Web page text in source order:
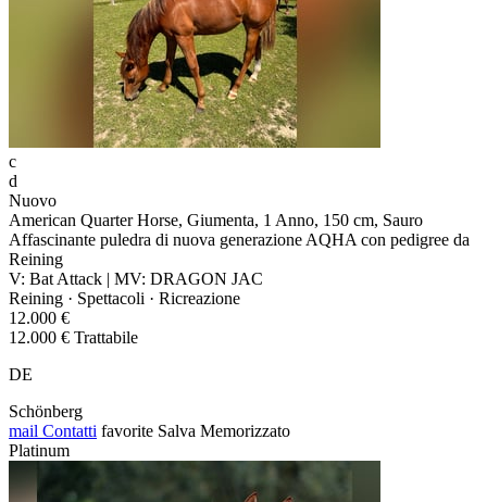
c
d
Nuovo
American Quarter Horse, Giumenta, 1 Anno, 150 cm, Sauro
Affascinante puledra di nuova generazione AQHA con pedigree da
Reining
V: Bat Attack | MV: DRAGON JAC
Reining · Spettacoli · Ricreazione
12.000 €
12.000 € Trattabile
DE
Schönberg
mail Contatti favorite Salva Memorizzato
Platinum